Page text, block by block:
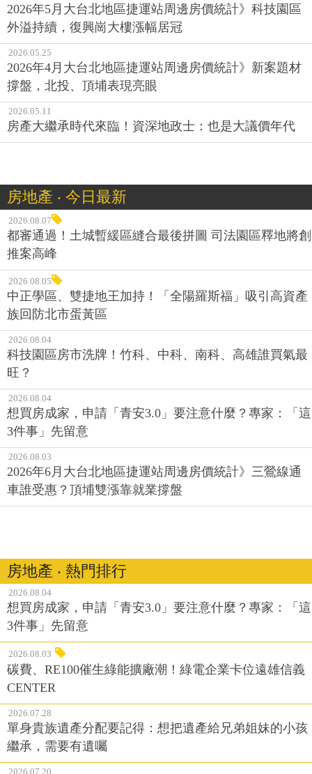
2026年5月大台北地區捷運站周邊房價統計》科技園區
外溢持續，復興崗大樓漲幅居冠
2026.05.25
2026年4月大台北地區捷運站周邊房價統計》新案題材
撐盤，北投、頂埔表現亮眼
2026.05.11
房產大繼承時代來臨！資深地政士：也是大議價年代
房地產 ‧ 今日最新
2026.08.07
都審通過！土城暫緩區縫合最後拼圖 司法園區釋地將創
推案高峰
2026.08.05
中正學區、雙捷地王加持！「全陽羅斯福」吸引高資產
族回防北市蛋黃區
2026.08.04
科技園區房市洗牌！竹科、中科、南科、高雄誰買氣最
旺？
2026.08.04
想買房成家，申請「青安3.0」要注意什麼？專家：「這
3件事」先留意
2026.08.03
2026年6月大台北地區捷運站周邊房價統計》三鶯線通
車誰受惠？頂埔雙漲靠就業撐盤
房地產 ‧ 熱門排行
2026.08.04
想買房成家，申請「青安3.0」要注意什麼？專家：「這
3件事」先留意
2026.08.03
碳費、RE100催生綠能擴廠潮！綠電企業卡位遠雄信義
CENTER
2026.07.28
單身貴族遺產分配要記得：想把遺產給兄弟姐妹的小孩
繼承，需要有遺囑
2026.07.20